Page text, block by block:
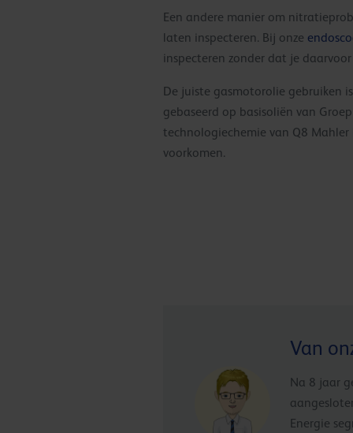
Een andere manier om
laten inspecteren. Bij onze
inspecteren zonder dat je
De juiste gasmotorolie gebruiken
gebaseerd op basisoliën van
technologiechemie van Q8
voorkomen.
Van
Na 8 jaar
Energie